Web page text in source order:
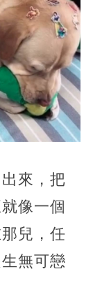
來，把
像一個
兒，任
無可戀